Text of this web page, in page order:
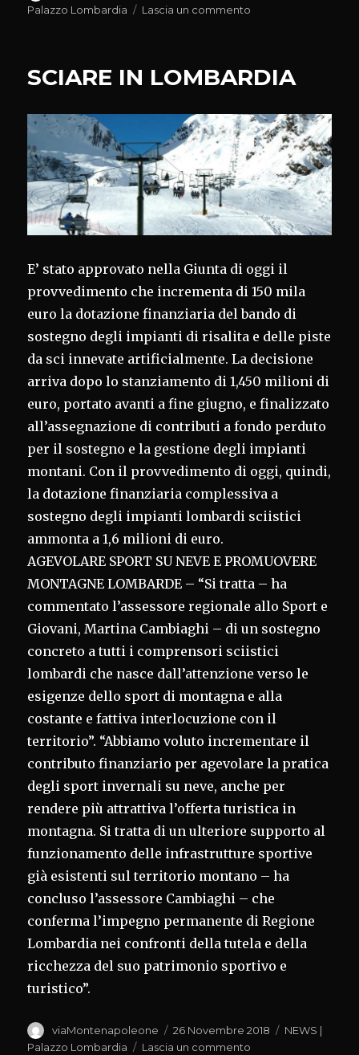
il
Palazzo Lombardia
Lascia un commento
RECORD
SCIARE IN LOMBARDIA
E’ stato approvato nella Giunta di oggi il
provvedimento che incrementa di 150 mila
euro la dotazione finanziaria del bando di
sostegno degli impianti di risalita e delle piste
da sci innevate artificialmente. La decisione
arriva dopo lo stanziamento di 1,450 milioni di
euro, portato avanti a fine giugno, e finalizzato
all’assegnazione di contributi a fondo perduto
per il sostegno e la gestione degli impianti
montani. Con il provvedimento di oggi, quindi,
la dotazione finanziaria complessiva a
sostegno degli impianti lombardi sciistici
ammonta a 1,6 milioni di euro.
AGEVOLARE SPORT SU NEVE E PROMUOVERE
MONTAGNE LOMBARDE – “Si tratta – ha
commentato l’assessore regionale allo Sport e
Giovani, Martina Cambiaghi – di un sostegno
concreto a tutti i comprensori sciistici
lombardi che nasce dall’attenzione verso le
esigenze dello sport di montagna e alla
costante e fattiva interlocuzione con il
territorio”. “Abbiamo voluto incrementare il
contributo finanziario per agevolare la pratica
degli sport invernali su neve, anche per
rendere più attrattiva l’offerta turistica in
montagna. Si tratta di un ulteriore supporto al
funzionamento delle infrastrutture sportive
già esistenti sul territorio montano – ha
concluso l’assessore Cambiaghi – che
conferma l’impegno permanente di Regione
Lombardia nei confronti della tutela e della
ricchezza del suo patrimonio sportivo e
turistico”.
Autore
viaMontenapoleone
Pubblicato
il
26 Novembre 2018 Categorie
NEWS |
Palazzo Lombardia
Lascia un commento